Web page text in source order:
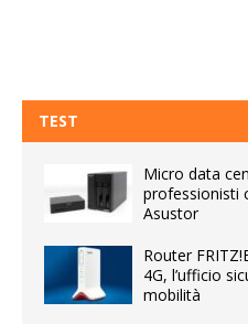
TEST
Micro data
professionisti
Asustor
Router
4G, l’ufficio
mobilità